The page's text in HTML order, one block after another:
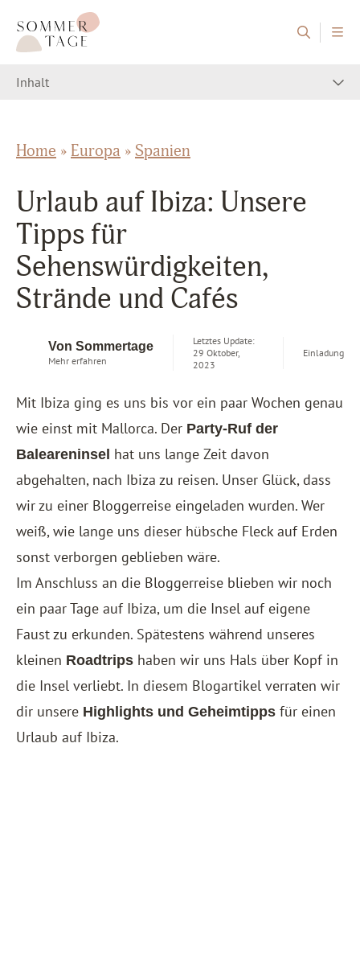
Zum Inhalt springen
Sommertage - Der Reiseblog aus Österreich
Inhalt
Home » Europa » Spanien
Urlaub auf Ibiza: Unsere
Tipps für
Sehenswürdigkeiten,
Strände und Cafés
Von Sommertage
Mehr erfahren
Letztes Update:
29 Oktober,
2023
Einladung
Mit Ibiza ging es uns bis vor ein paar Wochen genau
wie einst mit Mallorca. Der Party-Ruf der
Baleareninsel hat uns lange Zeit davon
abgehalten, nach Ibiza zu reisen. Unser Glück, dass
wir zu einer Bloggerreise eingeladen wurden. Wer
weiß, wie lange uns dieser hübsche Fleck auf Erden
sonst verborgen geblieben wäre.
Im Anschluss an die Bloggerreise blieben wir noch
ein paar Tage auf Ibiza, um die Insel auf eigene
Faust zu erkunden. Spätestens während unseres
kleinen Roadtrips haben wir uns Hals über Kopf in
die Insel verliebt. In diesem Blogartikel verraten wir
dir unsere Highlights und Geheimtipps für einen
Urlaub auf Ibiza.